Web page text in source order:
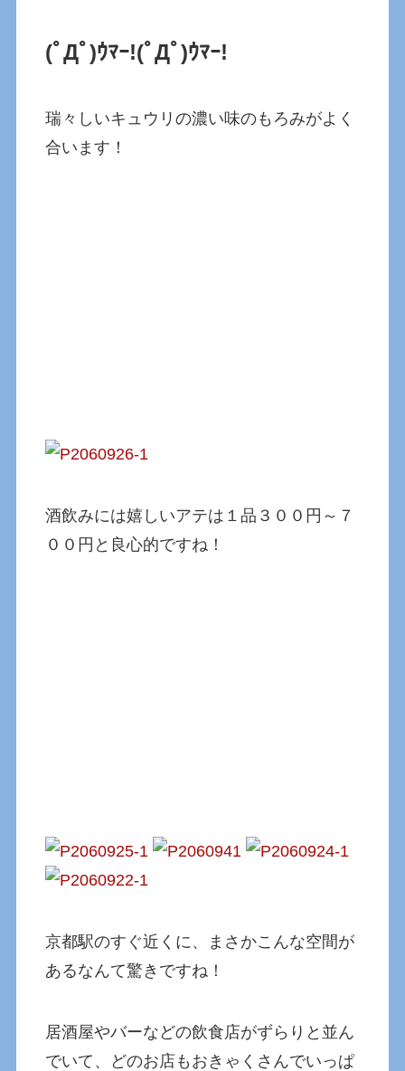
(ﾟДﾟ)ｳﾏｰ!(ﾟДﾟ)ｳﾏｰ!
瑞々しいキュウリの濃い味のもろみがよく
合います！
酒飲みには嬉しいアテは１品３００円～７
００円と良心的ですね！
京都駅のすぐ近くに、まさかこんな空間が
あるなんて驚きですね！
居酒屋やバーなどの飲食店がずらりと並ん
でいて、どのお店もおきゃくさんでいっぱ